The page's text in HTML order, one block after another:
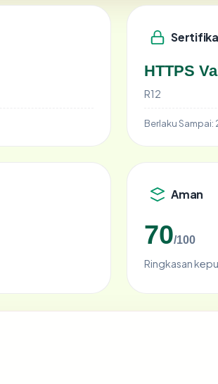
HTTPS
R12
Berlaku Sampai:
Aman
70/100
Ringkasan